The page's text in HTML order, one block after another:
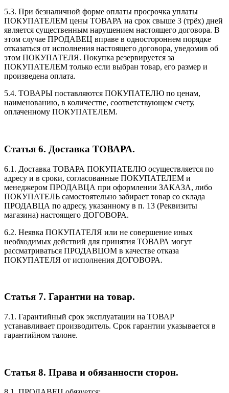
5.3. При безналичной форме оплаты просрочка уплаты
ПОКУПАТЕЛЕМ цены ТОВАРА на срок свыше 3 (трёх) дней
является существенным нарушением настоящего договора. В
этом случае ПРОДАВЕЦ вправе в одностороннем порядке
отказаться от исполнения настоящего договора, уведомив об
этом ПОКУПАТЕЛЯ. Покупка резервируется за
ПОКУПАТЕЛЕМ только если выбран товар, его размер и
произведена оплата.
5.4. ТОВАРЫ поставляются ПОКУПАТЕЛЮ по ценам,
наименованию, в количестве, соответствующем счету,
оплаченному ПОКУПАТЕЛЕМ.
Статья 6. Доставка ТОВАРА.
6.1. Доставка ТОВАРА ПОКУПАТЕЛЮ осуществляется по
адресу и в сроки, согласованные ПОКУПАТЕЛЕМ и
менеджером ПРОДАВЦА при оформлении ЗАКАЗА, либо
ПОКУПАТЕЛЬ самостоятельно забирает товар со склада
ПРОДАВЦА по адресу, указанному в п. 13 (Реквизиты
магазина) настоящего ДОГОВОРА.
6.2. Неявка ПОКУПАТЕЛЯ или не совершение иных
необходимых действий для принятия ТОВАРА могут
рассматриваться ПРОДАВЦОМ в качестве отказа
ПОКУПАТЕЛЯ от исполнения ДОГОВОРА.
Статья 7. Гарантии на товар.
7.1. Гарантийный срок эксплуатации на ТОВАР
устанавливает производитель. Срок гарантии указывается в
гарантийном талоне.
Статья 8. Права и обязанности сторон.